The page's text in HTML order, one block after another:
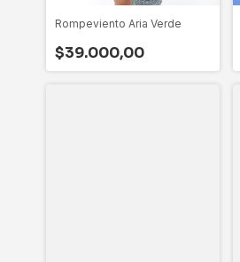
Rompeviento Aria Verde
$39.000,00